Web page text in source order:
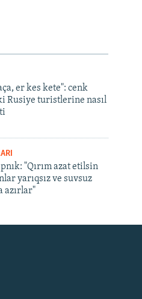
er kes kete": cenk
Rusiye turistlerine nasıl
"Qırım azat etilsin
yarıqsız ve suvsuz
azırlar"